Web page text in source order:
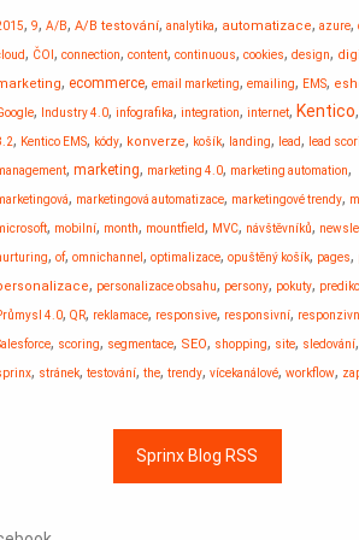
, 9, A/B, A/B testování, analytika, automatizace, azure,
, ČOI , connection, content, continuous, cookies, design,
, ecommerce, email marketing, emailing, EMS,
, Industry 4.0, infografika, integration, internet, Kentico,
, Kentico EMS, kódy, konverze, košík, landing, lead, lead
, marketing, marketing 4.0, marketing automation,
, marketingová automatizace, marketingové trendy,
, mobilní, month, mountfield, MVC, návštěvníků,
, of, omnichannel , optimalizace, opuštěný košík, pages,
, personalizace obsahu, persony, pokuty,
4.0, QR, reklamace, responsive, responsivní,
, scoring, segmentace, SEO, shopping, site, sledování,
, stránek, testování, the, trendy, vícekanálové, workflow,
Sprinx Blog RSS